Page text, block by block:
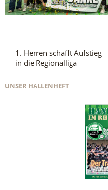
1. Herren schafft Aufstieg
in die Regionalliga
UNSER HALLENHEFT